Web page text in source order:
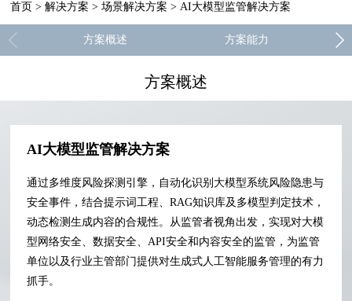
首页 >解决方案 >场景解决方案 >AI大模型监管解决方案
方案概述 方案能力
方案概述
AI大模型监管解决方案
通过多维度风险探测引擎，自动化识别大模型系统风险隐患与
安全事件，结合提示词工程、RAG知识库及多模型判定技术，
动态检测生成内容的合规性。从监管者视角出发，实现对大模
型网络安全、数据安全、API安全和内容安全的监管，为监管
单位以及行业主管部门提供对生成式人工智能服务管理的有力
抓手。